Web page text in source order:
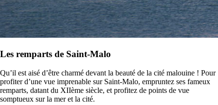
Les remparts de Saint-Malo
Qu’il est aisé d’être charmé devant la beauté de la cité malouine ! Pour
profiter d’une vue imprenable sur Saint-Malo, empruntez ses fameux
remparts, datant du XIIème siècle, et profitez de points de vue
somptueux sur la mer et la cité.